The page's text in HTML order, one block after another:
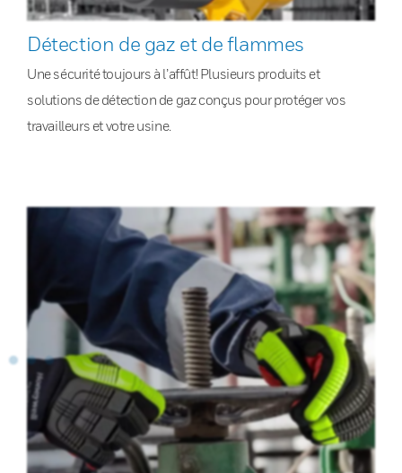
Détection de gaz et de flammes
Une sécurité toujours à l’affût! Plusieurs produits et
solutions de détection de gaz conçus pour protéger vos
travailleurs et votre usine.